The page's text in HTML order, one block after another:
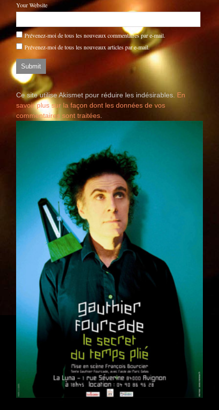
Your Website
Prévenez-moi de tous les nouveaux commentaires par e-mail.
Prévenez-moi de tous les nouveaux articles par e-mail.
Ce site utilise Akismet pour réduire les indésirables. En
savoir plus sur la façon dont les données de vos
commentaires sont traitées